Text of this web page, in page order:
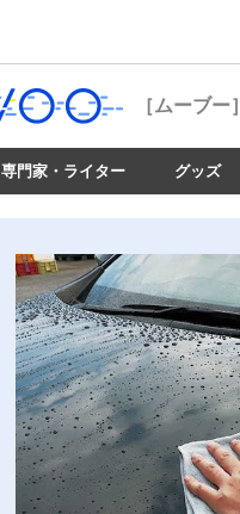
［ムーブー］
専門家・ライター グッズ